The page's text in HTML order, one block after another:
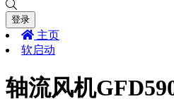
登录
主页
软启动
轴流风机